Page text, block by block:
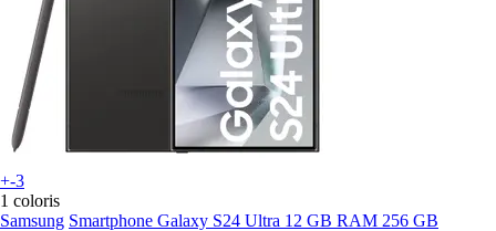
+-3
1 coloris
Samsung Smartphone Galaxy S24 Ultra 12 GB RAM 256 GB